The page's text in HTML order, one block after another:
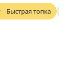
Быстрая топка